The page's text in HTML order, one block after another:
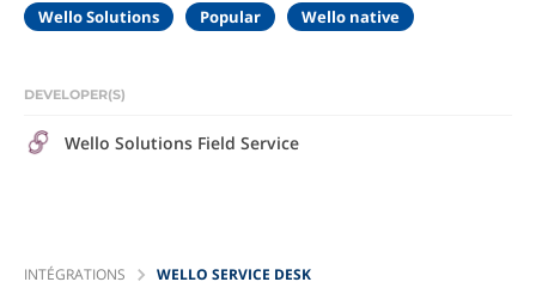
Wello Solutions Popular Wello native
DEVELOPER(S)
Wello Solutions Field Service
INTÉGRATIONS WELLO SERVICE DESK